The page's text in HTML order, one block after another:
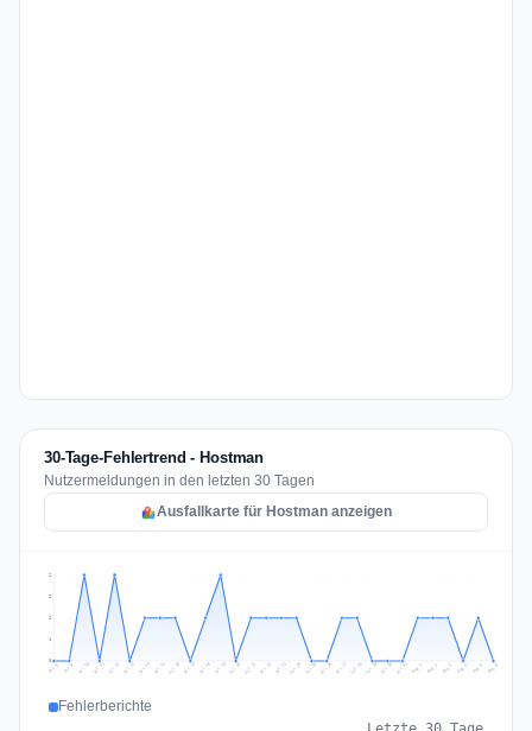
30-Tage-Fehlertrend - Hostman
Nutzermeldungen in den letzten 30 Tagen
Ausfallkarte für Hostman anzeigen
1
1
2
2
Jul 8 Jul 9 Jul 10 Jul 11 Jul 12 Jul 13 Jul 14 Jul 15 Jul 16 Jul 17 Jul 18 Jul 19 Jul 20 Jul 21 Jul 22 Jul 23 Jul 24 Jul 25 Jul 26 Jul 27 Jul 28 Jul 29 Jul 30 Jul 31 Aug 1 Aug 2 Aug 3 Aug 4 Aug 5 Aug 6
Fehlerberichte